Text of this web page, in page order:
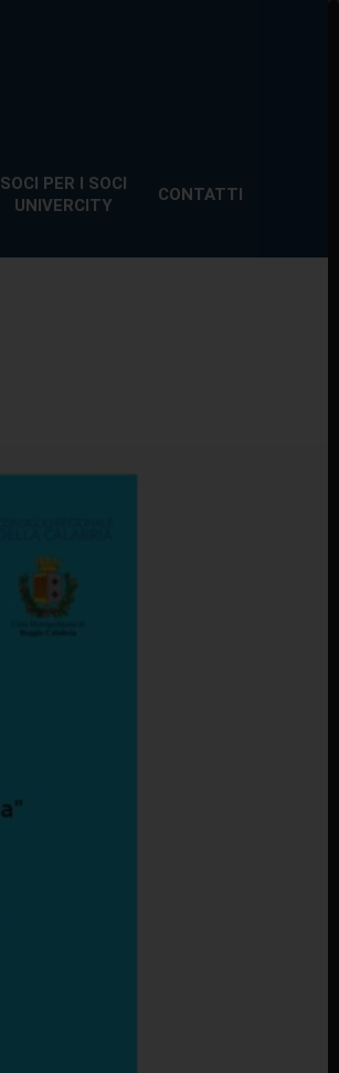
SOCI PER I SOCI
UNIVERCITY
CONTATTI